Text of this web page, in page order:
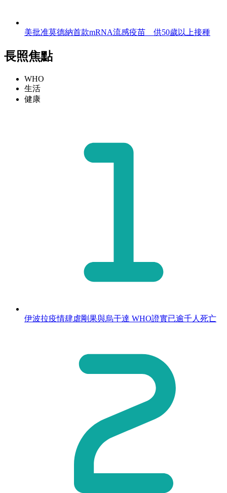
美批准莫德納首款mRNA流感疫苗 供50歲以上接種
長照焦點
WHO
生活
健康
伊波拉疫情肆虐剛果與烏干達 WHO證實已逾千人死亡